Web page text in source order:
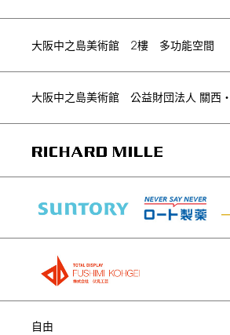
大阪中之島美術館 2樓 多功能空間
大阪中之島美術館 公益財団法人 關西
自由